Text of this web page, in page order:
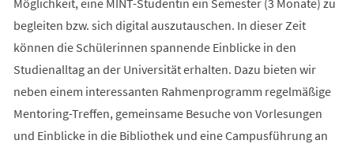
begleiten bzw. sich digital auszutauschen. In dieser Zeit
können die Schülerinnen spannende Einblicke in den
Studienalltag an der Universität erhalten. Dazu bieten wir
neben einem interessanten Rahmenprogramm regelmäßige
Mentoring-Treffen, gemeinsame Besuche von Vorlesungen
und Einblicke in die Bibliothek und eine Campusführung an